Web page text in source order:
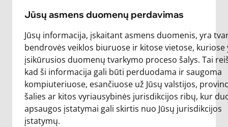
Jūsų asmens duomenų perdavimas
Jūsų informacija, įskaitant asmens duomenis, yra
bendrovės veiklos biuruose ir kitose vietose, kuriose
įsikūrusios duomenų tvarkymo proceso šalys. Tai
kad ši informacija gali būti perduodama ir saugoma
kompiuteriuose, esančiuose už Jūsų valstijos,
šalies ar kitos vyriausybinės jurisdikcijos ribų, kur
apsaugos įstatymai gali skirtis nuo Jūsų jurisdikcijos
įstatymų.